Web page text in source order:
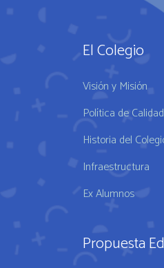
El Colegio
Visión y Misión
Política de Calidad
Historia del
Infraestructura
Ex Alumnos
Propuesta